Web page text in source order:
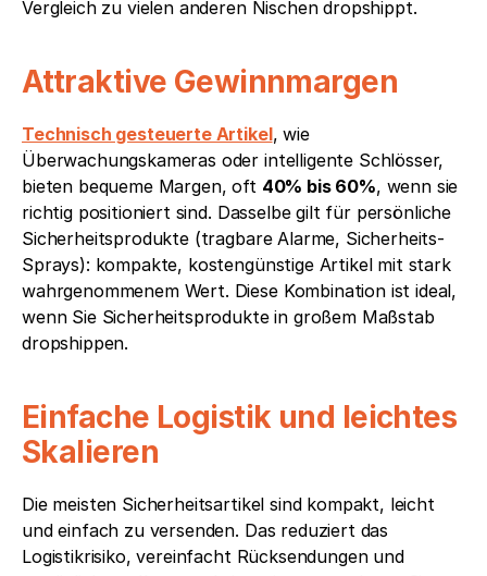
Vergleich zu vielen anderen Nischen dropshippt.
Attraktive Gewinnmargen
Technisch gesteuerte Artikel, wie
Überwachungskameras oder intelligente Schlösser,
bieten bequeme Margen, oft 40% bis 60%, wenn sie
richtig positioniert sind. Dasselbe gilt für persönliche
Sicherheitsprodukte (tragbare Alarme, Sicherheits-
Sprays): kompakte, kostengünstige Artikel mit stark
wahrgenommenem Wert. Diese Kombination ist ideal,
wenn Sie Sicherheitsprodukte in großem Maßstab
dropshippen.
Einfache Logistik und leichtes
Skalieren
Die meisten Sicherheitsartikel sind kompakt, leicht
und einfach zu versenden. Das reduziert das
Logistikrisiko, vereinfacht Rücksendungen und